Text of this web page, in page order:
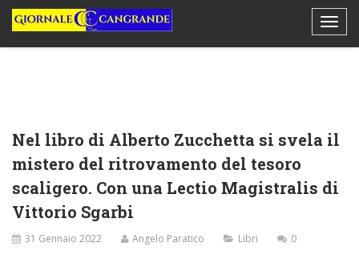
Nel libro di Alberto Zucchetta si svela il
mistero del ritrovamento del tesoro
scaligero. Con una Lectio Magistralis di
Vittorio Sgarbi
31 Gennaio 2022 Angelo Paratico Libri 0